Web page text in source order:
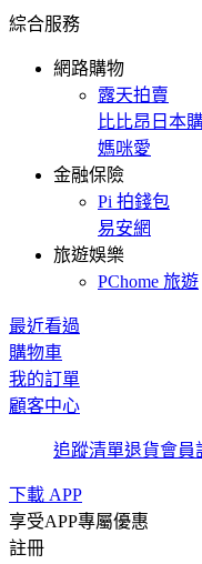
綜合服務
網路購物
露天拍賣
比比昂日本
媽咪愛
金融保險
Pi 拍錢包
易安網
旅遊娛樂
PChome 旅遊
最近看過
購物車
我的訂單
顧客中心
追蹤清單退貨會員
下載 APP
享受APP專屬優惠
註冊